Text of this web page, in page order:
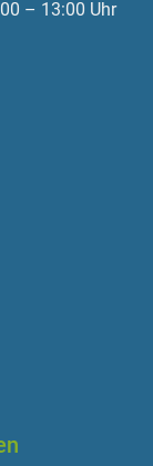
– 13:00 Uhr